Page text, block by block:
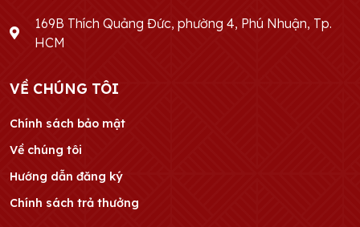
169B Thích Quảng Đức, phường 4, Phú Nhuận, Tp.
HCM
VỀ CHÚNG TÔI
Chính sách bảo mật
Về chúng tôi
Hướng dẫn đăng ký
Chính sách trả thưởng